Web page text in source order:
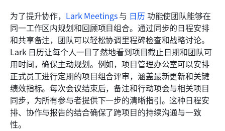
为了提升协作， Lark Meetings 与 日历 功能使团队能够在
同一工作区内规划和回顾项目组合。通过同步的日程安排
和共享备注，团队可以轻松协调里程碑检查和战略讨论。
Lark 日历让每个人一目了然地看到项目截止日期和团队可
用时间，确保主动规划。例如，项目管理办公室可以安排
正式员工进行定期的项目组合评审，涵盖最新更新和关键
绩效指标。每次会议结束后，备注和行动项会与相关项目
同步，为所有参与者提供下一步的清晰指引。这种日程安
排、协作与报告的结合确保了跨项目的持续沟通与一致
性。